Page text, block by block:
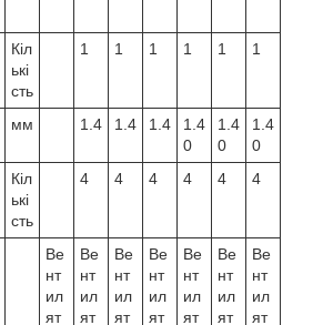
Кіл
ькі
сть
1 1 1 1 1 1
мм 1.4 1.4 1.4
1.4
0
1.4
0
1.4
0
Кіл
ькі
сть
4 4 4 4 4 4
Ве
нт
ил
ят
Ве
нт
ил
ят
Ве
нт
ил
ят
Ве
нт
ил
ят
Ве
нт
ил
ят
Ве
нт
ил
ят
Ве
нт
ил
ят